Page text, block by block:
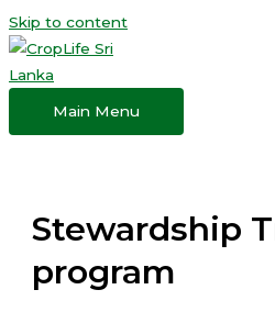
Skip to content
Main Menu
Stewardship
program